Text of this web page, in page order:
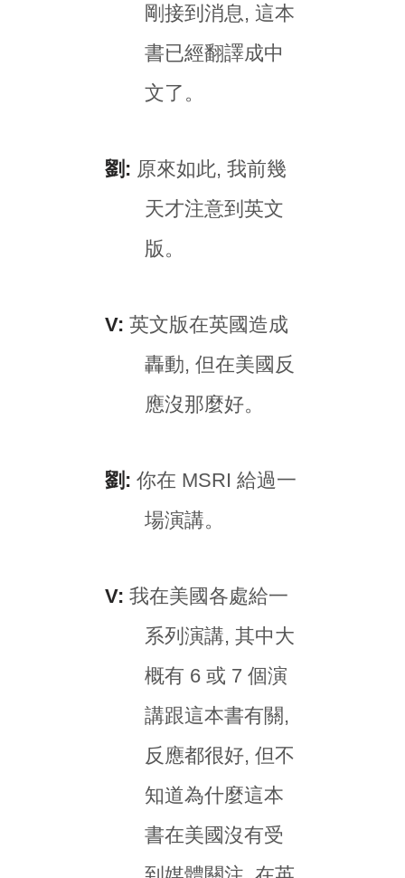
剛接到消息, 這本
書已經翻譯成中
文了。
劉: 原來如此, 我前幾
天才注意到英文
版。
V: 英文版在英國造成
轟動, 但在美國反
應沒那麼好。
劉: 你在 MSRI 給過一
場演講。
V: 我在美國各處給一
系列演講, 其中大
概有 6 或 7 個演
講跟這本書有關,
反應都很好, 但不
知道為什麼這本
書在美國沒有受